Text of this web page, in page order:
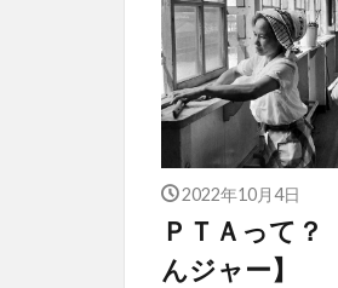
2022年10月4日
ＰＴＡって？
んジャー】